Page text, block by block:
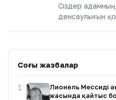
Сіздер
денсаулығын
Соңғы жазбалар
1
Лионель Мессидің
жасында қайтыс